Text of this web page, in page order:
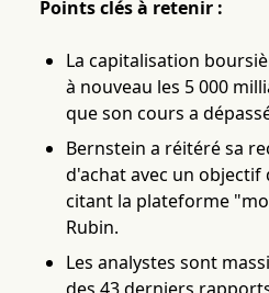
Points clés à retenir :
La capitalisation
à nouveau les 5 000
que son cours a
Bernstein a réitéré sa
d'achat avec un objectif
citant la plateforme
Rubin.
Les analystes sont